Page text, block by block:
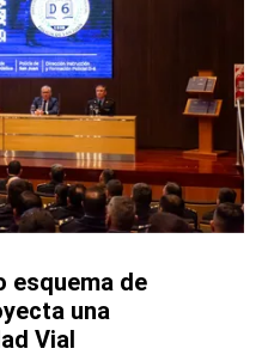
esquema de
una
Vial